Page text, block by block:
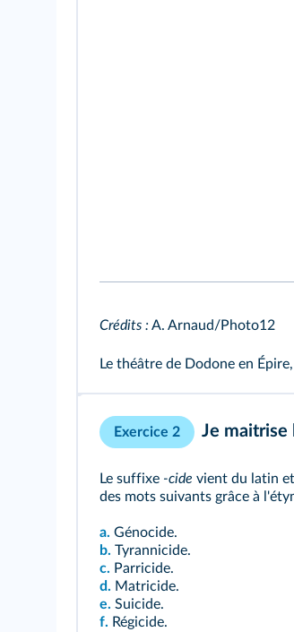
Crédits :A. Arnaud/Photo12
Le théâtre de Dodone en
Exercice 2 Je maitrise
Le suffixe -cide vient du latin
des mots suivants grâce à
a. Génocide.
b. Tyrannicide.
c. Parricide.
d. Matricide.
e. Suicide.
f. Régicide.